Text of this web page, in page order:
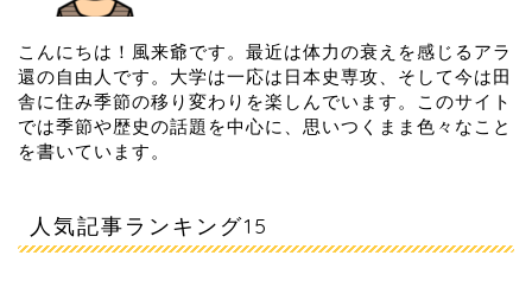
こんにちは！風来爺です。最近は体力の衰えを感じるアラ
還の自由人です。大学は一応は日本史専攻、そして今は田
舎に住み季節の移り変わりを楽しんでいます。このサイト
では季節や歴史の話題を中心に、思いつくまま色々なこと
を書いています。
人気記事ランキング15